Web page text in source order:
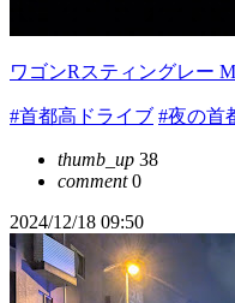
ワゴンRスティングレー
#首都高ドライブ #夜の首
thumb_up 38
comment0
2024/12/18 09:50